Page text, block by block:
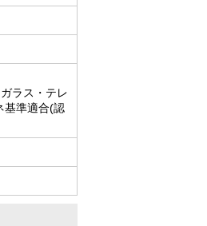
ラス・テレ
基準適合(認